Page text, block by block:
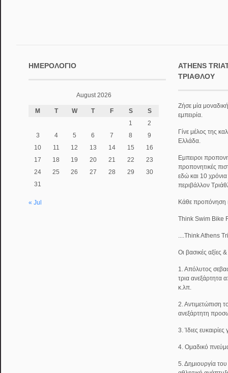
ΗΜΕΡΟΛΌΓΙΟ
August 2026
M T W T F S
S
1
2
3
4 5 6 7 8
9
10
11 12 13 14 15
16
17
18 19 20 21 22
23
24
25 26 27 28 29
30
31
« Jul
ATHENS
ΤΡΙΆΘΛΟΥ
Ζήσε μία
εμπειρία.
Γίνε μέλος της
Ελλάδα.
Εμπειροι
προπονητικές
εδώ και 10
περιβάλλον
Κάθε προπόνηση
Think Swim Bike
....Think Athens
Οι βασικές αξίες
1. Απόλυτος
τρια ανεξάρτητα
κ.λπ.
2. Αντιμετώπιση
ανεξάρτητη
3. Ίδιες
4. Ομαδικό
5. Δημιουργία